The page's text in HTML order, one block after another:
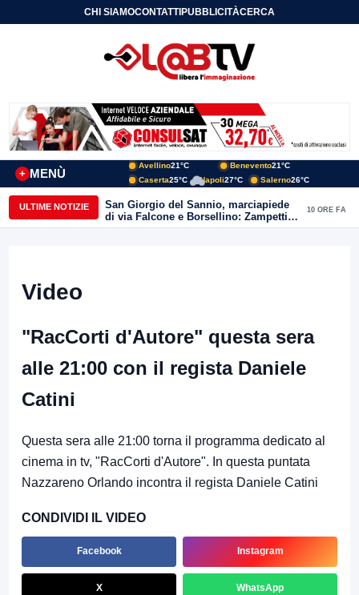
CHI SIAMOCONTATTIPUBBLICITÀCERCA
MENÙ
+
Avellino21°C Benevento21°C
Caserta25°C Napoli27°C Salerno26°C
ULTIME NOTIZIE
San Giorgio del Sannio, marciapiede
di via Falcone e Borsellino: Zampetti e
Lombardi replicano alle polemiche
10 ORE FA
Video
"RacCorti d'Autore" questa sera
alle 21:00 con il regista Daniele
Catini
Questa sera alle 21:00 torna il programma dedicato al
cinema in tv, "RacCorti d'Autore". In questa puntata
Nazzareno Orlando incontra il regista Daniele Catini
CONDIVIDI IL VIDEO
Facebook Instagram
X WhatsApp